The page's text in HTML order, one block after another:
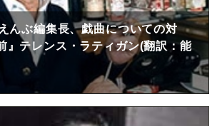
んぶ編集長、戯曲についての対
』テレンス・ラティガン(翻訳：能